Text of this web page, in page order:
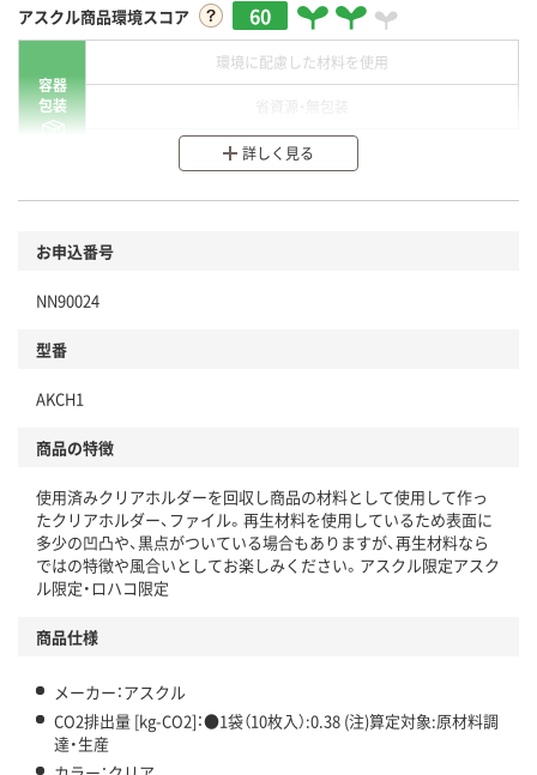
アスクル商品環境スコア 60
容器
包装
環境に配慮した材料を使用
分別・リサイクルしやすい設計
商品
本体
仕組
この商品の環境配慮ポイントです。下記商品詳細「
アスクル商品環境スコア詳細／加点項目
」で確認できます。
詳しく見る
お申込番号
NN90024
型番
AKCH1
商品の特徴
使用済みクリアホルダーを回収し商品の材料として使用して作っ
たクリアホルダー、ファイル。再生材料を使用しているため表面に
多少の凹凸や、黒点がついている場合もありますが、再生材料なら
ではの特徴や風合いとしてお楽しみください。アスクル限定アスク
ル限定・ロハコ限定
商品仕様
メーカー：アスクル
CO2排出量 [kg-CO2]：●1袋（10枚入）:0.38 (注)算定対象:原材料調
達・生産